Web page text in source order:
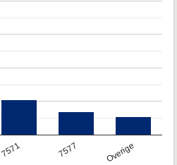
7571 7577 Overige